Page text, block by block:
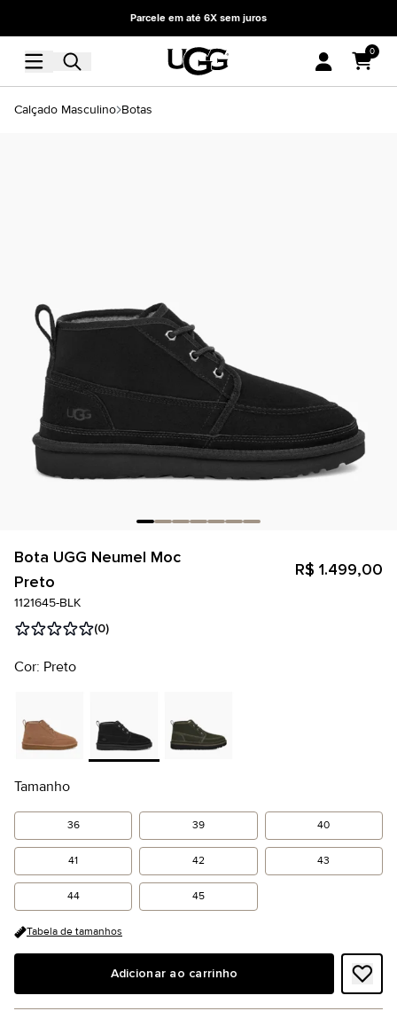
Parcele em até 6X sem juros
0
Calçado Masculino Botas
Bota UGG Neumel Moc
Preto
R$ 1.499,00
1121645-BLK
(0)
Cor: Preto
Tamanho
36 39 40
41 42 43
44 45
Tabela de tamanhos
Adicionar ao carrinho